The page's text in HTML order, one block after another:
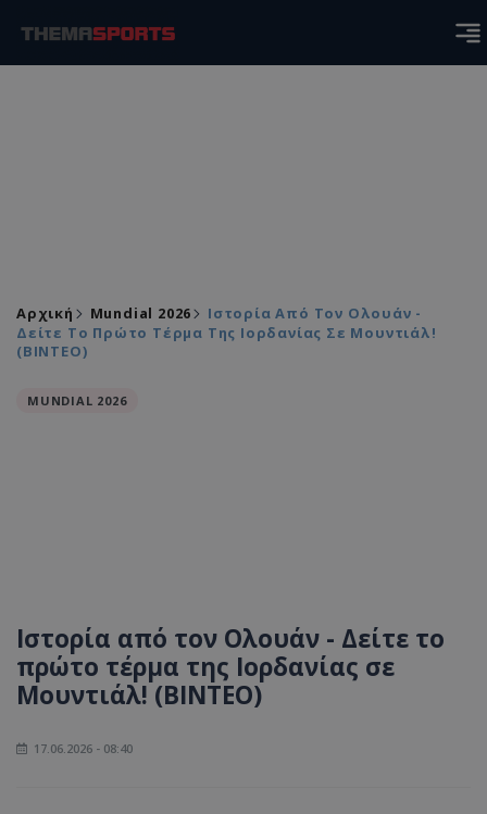
Αρχική Mundial 2026
Iστορία Από Τον Ολουάν -
Δείτε Το Πρώτο Τέρμα Της Ιορδανίας Σε Μουντιάλ!
(ΒΙΝΤΕΟ)
MUNDIAL 2026
Iστορία από τον Ολουάν - Δείτε το
πρώτο τέρμα της Ιορδανίας σε
Μουντιάλ! (ΒΙΝΤΕΟ)
17.06.2026 - 08:40